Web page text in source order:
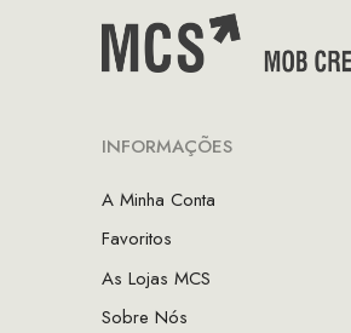
INFORMAÇÕES
A Minha Conta
Favoritos
As Lojas MCS
Sobre Nós